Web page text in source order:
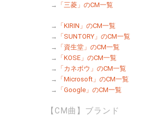
→
「三菱」のCM一覧
→
「KIRIN」のCM一覧
→
「SUNTORY」のCM一覧
→
「資生堂」のCM一覧
→
「KOSE」のCM一覧
→
「カネボウ」のCM一覧
→
「Microsoft」のCM一覧
→
「Google」のCM一覧
【CM曲】ブランド